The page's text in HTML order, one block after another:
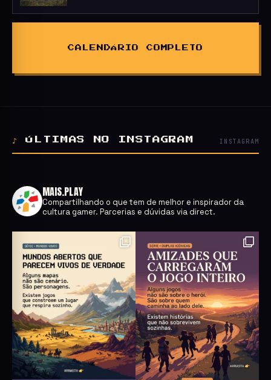
CALENDÁRIO COMPLETO
♪ ÚLTIMAS NO INSTAGRAM INSTAGRAM
MAIS.PLAY
Compartilhando o que tem de melhor e inspirador da
cultura gamer. Parcerias e dúvidas via direct.